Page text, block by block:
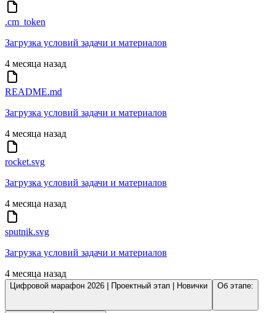
.cm_token
Загрузка условий задачи и материалов
4 месяца назад
README.md
Загрузка условий задачи и материалов
4 месяца назад
rocket.svg
Загрузка условий задачи и материалов
4 месяца назад
sputnik.svg
Загрузка условий задачи и материалов
4 месяца назад
Цифровой марафон 2026 | Проектный этап | Новички Об этапе: